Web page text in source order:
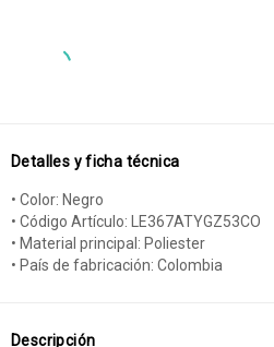
Detalles y ficha técnica
• Color: Negro
• Código Artículo: LE367ATYGZ53CO
• Material principal: Poliester
• País de fabricación: Colombia
Descripción